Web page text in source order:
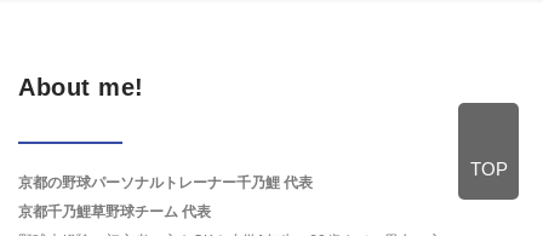
TOP
About me!
京都の野球パーソナルトレーナー千乃鯉 代表
京都千乃鯉草野球チーム 代表